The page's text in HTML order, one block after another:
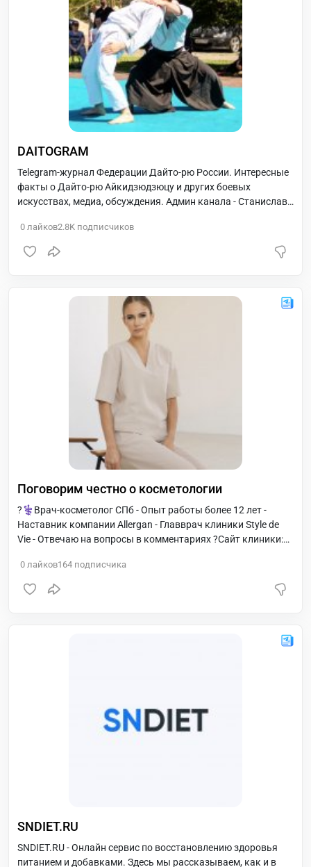
DAITOGRAM
Telegram-журнал Федерации Дайто-рю России. Интересные
факты о Дайто-рю Айкидзюдзюцу и других боевых
искусствах, медиа, обсуждения. Админ канала - Станислав
0 лайков2.8K подписчиков
Поговорим честно о косметологии
?‍⚕️Врач-косметолог СПб - Опыт работы более 12 лет -
Наставник компании Allergan - Главврач клиники Style de
Vie - Отвечаю на вопросы в комментариях ?Сайт клиники:
0 лайков164 подписчика
SNDIET.RU
SNDIET.RU - Онлайн сервис по восстановлению здоровья
питанием и добавками. Здесь мы рассказываем, как и в